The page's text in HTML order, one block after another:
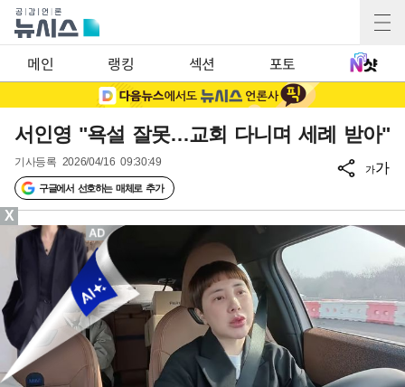
메인 랭킹 섹션 포토
서인영 "욕설 잘못…교회 다니며 세례 받아"
기사등록 2026/04/16 09:30:49
구글에서 선호하는 매체로 추가
가가
X